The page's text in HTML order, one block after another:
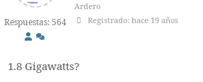
Respuestas: 564
Ardero
Registrado: hace 19 años
1.8 Gigawatts?